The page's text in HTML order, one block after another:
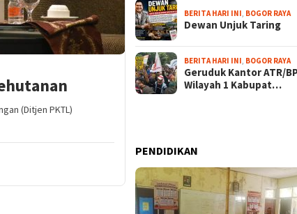
(Ditjen PKTL)
BERITA HARI INI BOGOR RAYA
Dewan Unjuk Taring
BERITA HARI INI BOGOR RAYA
Geruduk Kantor ATR/
Wilayah 1 Kabupat…
PENDIDIKAN